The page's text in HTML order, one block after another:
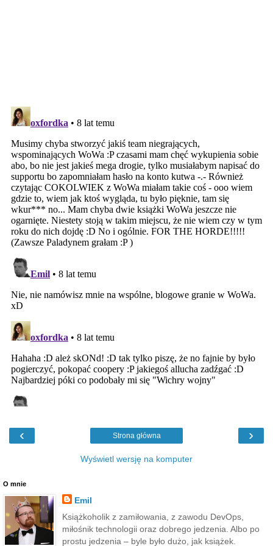
‹ ›
Strona główna
Wyświetl wersję na komputer
O mnie
Emil
Książkoholik z zamiłowania, z zawodu DevOps,
miłośnik technologii oraz dobrego jedzenia. Albo po
prostu jedzenia – byle było dużo, jak książek.